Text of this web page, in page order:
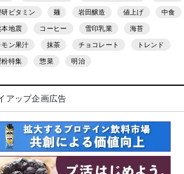
研ビタミン 麺 岩田醸造 値上げ 中食
本地震 コーヒー 雪印乳業 海苔
モン果汁 抹茶 チョコレート トレンド
粉特集 惣菜 明治
アップ企画広告